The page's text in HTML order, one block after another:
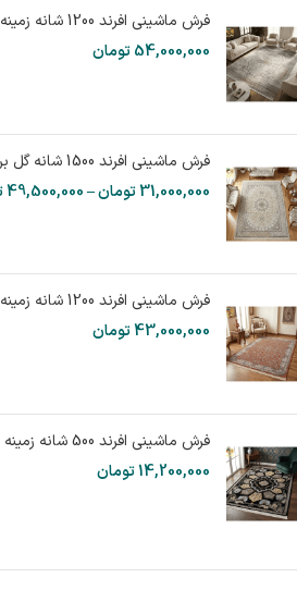
فرش ماشینی افرند 1200 شانه زمینه نقره ای کد 121506
54,000,000تومان
فرش ماشینی افرند 1500 شانه گل برجسته زمینه کرم کد 55017
31,000,000تومان–
49,500,000
فرش ماشینی افرند 1200 شانه زمینه گلبهی کد 2223
43,000,000تومان
فرش ماشینی افرند 500 شانه زمینه مشکی مدل گلبن
14,200,000تومان